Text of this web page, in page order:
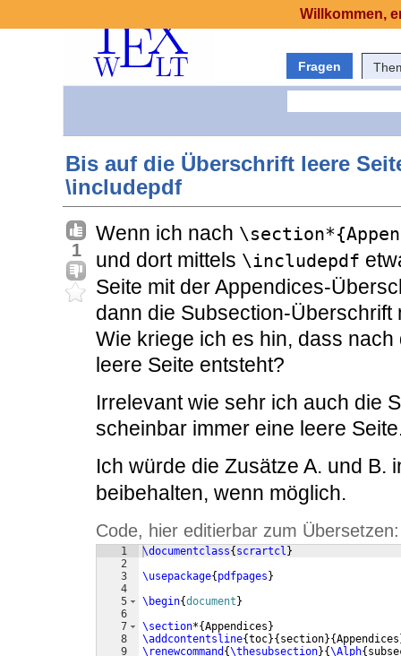
Fragen
Bis auf die Überschrift leere
\includepdf
1
Wenn ich nach
und dort mittels \includepdf
Seite mit der Appendices-
dann die Subsection-
Wie kriege ich es hin, dass
leere Seite entsteht?
Irrelevant wie sehr ich auch die
scheinbar immer eine leere
Ich würde die Zusätze A. und B.
beibehalten, wenn möglich.
Code, hier editierbar zum Übersetzen:
1
2
3
4
5
6
7
8
9
\documentclass{ scrartcl }
\usepackage{ pdfpages }
\begin{document }
\section*{Appendices }
\addcontentsline{toc}{ section}{Appendices
\renewcommand {\thesubsection}{\Alph{
Willkommen,